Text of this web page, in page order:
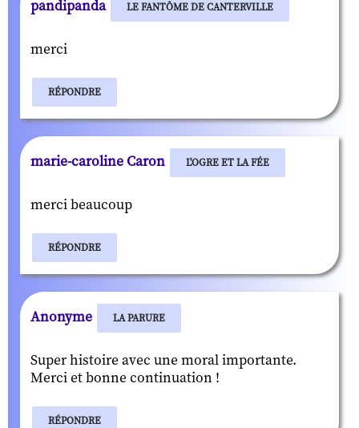
pandipanda LE FANTÔME DE CANTERVILLE
merci
RÉPONDRE
marie-caroline Caron L'OGRE ET LA FÉE
merci beaucoup
RÉPONDRE
Anonyme LA PARURE
Super histoire avec une moral importante.
Merci et bonne continuation !
RÉPONDRE